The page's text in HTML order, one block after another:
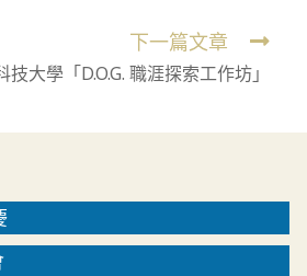
下一篇文章
技大學「D.O.G. 職涯探索工作坊」